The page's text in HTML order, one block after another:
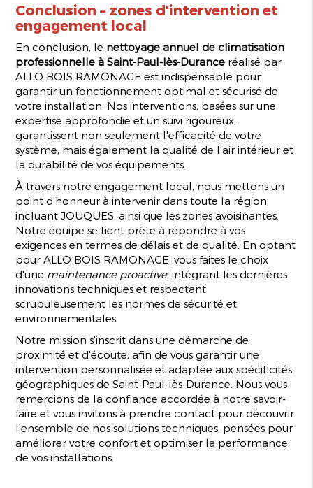
Conclusion – zones d'intervention et
engagement local
En conclusion, le nettoyage annuel de climatisation
professionnelle à Saint-Paul-lès-Durance réalisé par
ALLO BOIS RAMONAGE est indispensable pour
garantir un fonctionnement optimal et sécurisé de
votre installation. Nos interventions, basées sur une
expertise approfondie et un suivi rigoureux,
garantissent non seulement l'efficacité de votre
système, mais également la qualité de l'air intérieur et
la durabilité de vos équipements.
À travers notre engagement local, nous mettons un
point d'honneur à intervenir dans toute la région,
incluant JOUQUES, ainsi que les zones avoisinantes.
Notre équipe se tient prête à répondre à vos
exigences en termes de délais et de qualité. En optant
pour ALLO BOIS RAMONAGE, vous faites le choix
d'une maintenance proactive, intégrant les dernières
innovations techniques et respectant
scrupuleusement les normes de sécurité et
environnementales.
Notre mission s'inscrit dans une démarche de
proximité et d'écoute, afin de vous garantir une
intervention personnalisée et adaptée aux spécificités
géographiques de Saint-Paul-lès-Durance. Nous vous
remercions de la confiance accordée à notre savoir-
faire et vous invitons à prendre contact pour découvrir
l'ensemble de nos solutions techniques, pensées pour
améliorer votre confort et optimiser la performance
de vos installations.